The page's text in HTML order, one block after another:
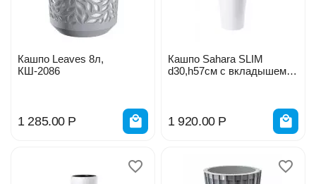
Кашпо Leaves 8л,
КШ-2086
1 285.00 Р
Кашпо Sahara SLIM
d30,h57см с вкладышем
1 920.00 Р